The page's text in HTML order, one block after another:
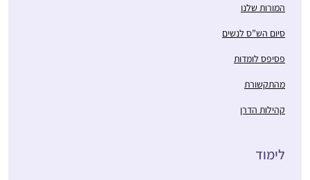
המורות שלנו
סיום הש”ס לנשים
פסיפס לומדות
מהתקשורת
קהילות הדרן
לימוד